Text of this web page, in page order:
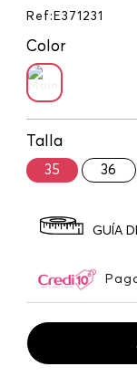
Ref : E371231
Color
Talla
35 36
GUÍA